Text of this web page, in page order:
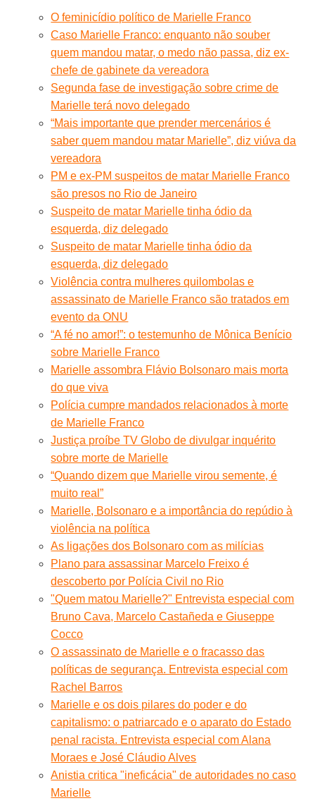
O feminicídio político de Marielle Franco
Caso Marielle Franco: enquanto não souber
quem mandou matar, o medo não passa, diz ex-
chefe de gabinete da vereadora
Segunda fase de investigação sobre crime de
Marielle terá novo delegado
“Mais importante que prender mercenários é
saber quem mandou matar Marielle”, diz viúva da
vereadora
PM e ex-PM suspeitos de matar Marielle Franco
são presos no Rio de Janeiro
Suspeito de matar Marielle tinha ódio da
esquerda, diz delegado
Suspeito de matar Marielle tinha ódio da
esquerda, diz delegado
Violência contra mulheres quilombolas e
assassinato de Marielle Franco são tratados em
evento da ONU
“A fé no amor!”: o testemunho de Mônica Benício
sobre Marielle Franco
Marielle assombra Flávio Bolsonaro mais morta
do que viva
Polícia cumpre mandados relacionados à morte
de Marielle Franco
Justiça proíbe TV Globo de divulgar inquérito
sobre morte de Marielle
“Quando dizem que Marielle virou semente, é
muito real”
Marielle, Bolsonaro e a importância do repúdio à
violência na política
As ligações dos Bolsonaro com as milícias
Plano para assassinar Marcelo Freixo é
descoberto por Polícia Civil no Rio
"Quem matou Marielle?" Entrevista especial com
Bruno Cava, Marcelo Castañeda e Giuseppe
Cocco
O assassinato de Marielle e o fracasso das
políticas de segurança. Entrevista especial com
Rachel Barros
Marielle e os dois pilares do poder e do
capitalismo: o patriarcado e o aparato do Estado
penal racista. Entrevista especial com Alana
Moraes e José Cláudio Alves
Anistia critica "ineficácia" de autoridades no caso
Marielle